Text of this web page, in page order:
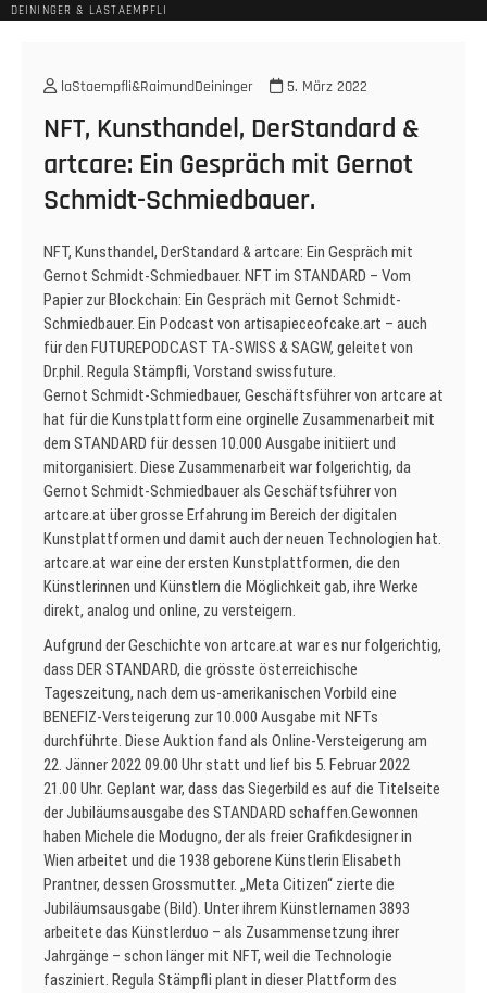
DEININGER & LASTAEMPFLI
laStaempfli&RaimundDeininger 5. März 2022
NFT, Kunsthandel, DerStandard &
artcare: Ein Gespräch mit Gernot
Schmidt-Schmiedbauer.
NFT, Kunsthandel, DerStandard & artcare: Ein Gespräch mit
Gernot Schmidt-Schmiedbauer. NFT im STANDARD – Vom
Papier zur Blockchain: Ein Gespräch mit Gernot Schmidt-
Schmiedbauer. Ein Podcast von artisapieceofcake.art – auch
für den FUTUREPODCAST TA-SWISS & SAGW, geleitet von
Dr.phil. Regula Stämpfli, Vorstand swissfuture.
Gernot Schmidt-Schmiedbauer, Geschäftsführer von artcare at
hat für die Kunstplattform eine orginelle Zusammenarbeit mit
dem STANDARD für dessen 10.000 Ausgabe initiiert und
mitorganisiert. Diese Zusammenarbeit war folgerichtig, da
Gernot Schmidt-Schmiedbauer als Geschäftsführer von
artcare.at über grosse Erfahrung im Bereich der digitalen
Kunstplattformen und damit auch der neuen Technologien hat.
artcare.at war eine der ersten Kunstplattformen, die den
Künstlerinnen und Künstlern die Möglichkeit gab, ihre Werke
direkt, analog und online, zu versteigern.
Aufgrund der Geschichte von artcare.at war es nur folgerichtig,
dass DER STANDARD, die grösste österreichische
Tageszeitung, nach dem us-amerikanischen Vorbild eine
BENEFIZ-Versteigerung zur 10.000 Ausgabe mit NFTs
durchführte. Diese Auktion fand als Online-Versteigerung am
22. Jänner 2022 09.00 Uhr statt und lief bis 5. Februar 2022
21.00 Uhr. Geplant war, dass das Siegerbild es auf die Titelseite
der Jubiläumsausgabe des STANDARD schaffen.Gewonnen
haben Michele die Modugno, der als freier Grafikdesigner in
Wien arbeitet und die 1938 geborene Künstlerin Elisabeth
Prantner, dessen Grossmutter. „Meta Citizen“ zierte die
Jubiläumsausgabe (Bild). Unter ihrem Künstlernamen 3893
arbeitete das Künstlerduo – als Zusammensetzung ihrer
Jahrgänge – schon länger mit NFT, weil die Technologie
fasziniert. Regula Stämpfli plant in dieser Plattform des